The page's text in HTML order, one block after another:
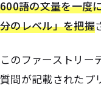
600語の文量を一度
分のレベル」を把握
このファーストリー
質問が記載されたプ